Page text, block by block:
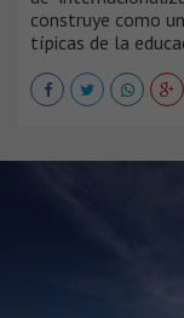
construye como
típicas de la